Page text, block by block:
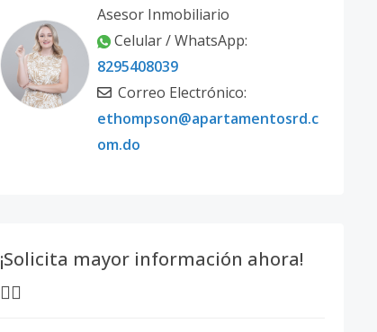
Asesor Inmobiliario
Celular / WhatsApp:
8295408039
Correo Electrónico:
ethompson@apartamentosrd.c
om.do
¡Solicita mayor información ahora!
👇🏽